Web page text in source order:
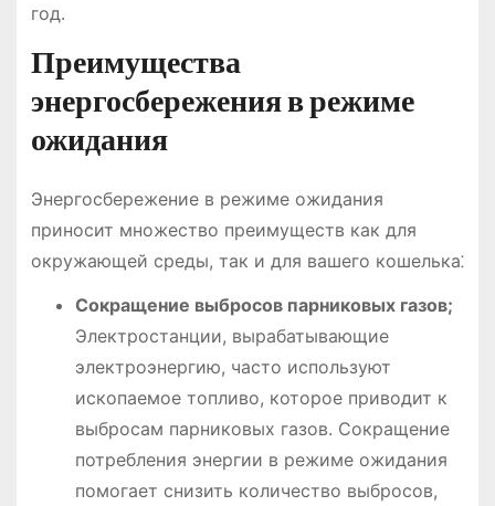
год.
Преимущества
энергосбережения в режиме
ожидания
Энергосбережение в режиме ожидания
приносит множество преимуществ как для
окружающей среды, так и для вашего кошелька⁚
Сокращение выбросов парниковых газов;
Электростанции, вырабатывающие
электроэнергию, часто используют
ископаемое топливо, которое приводит к
выбросам парниковых газов. Сокращение
потребления энергии в режиме ожидания
помогает снизить количество выбросов,